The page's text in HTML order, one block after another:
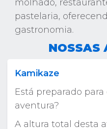
molhado,
pastelaria,
gastronomia.
NOSSAS
Kamikaze
Está preparado para
aventura?
A altura total desta